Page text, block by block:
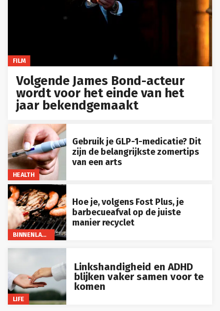
FILM
Volgende James Bond-acteur
wordt voor het einde van het
jaar bekendgemaakt
HEALTH
Gebruik je GLP-1-medicatie? Dit
zijn de belangrijkste zomertips
van een arts
BINNENLAND
Hoe je, volgens Fost Plus, je
barbecueafval op de juiste
manier recyclet
LIFE
Linkshandigheid en ADHD
blijken vaker samen voor te
komen